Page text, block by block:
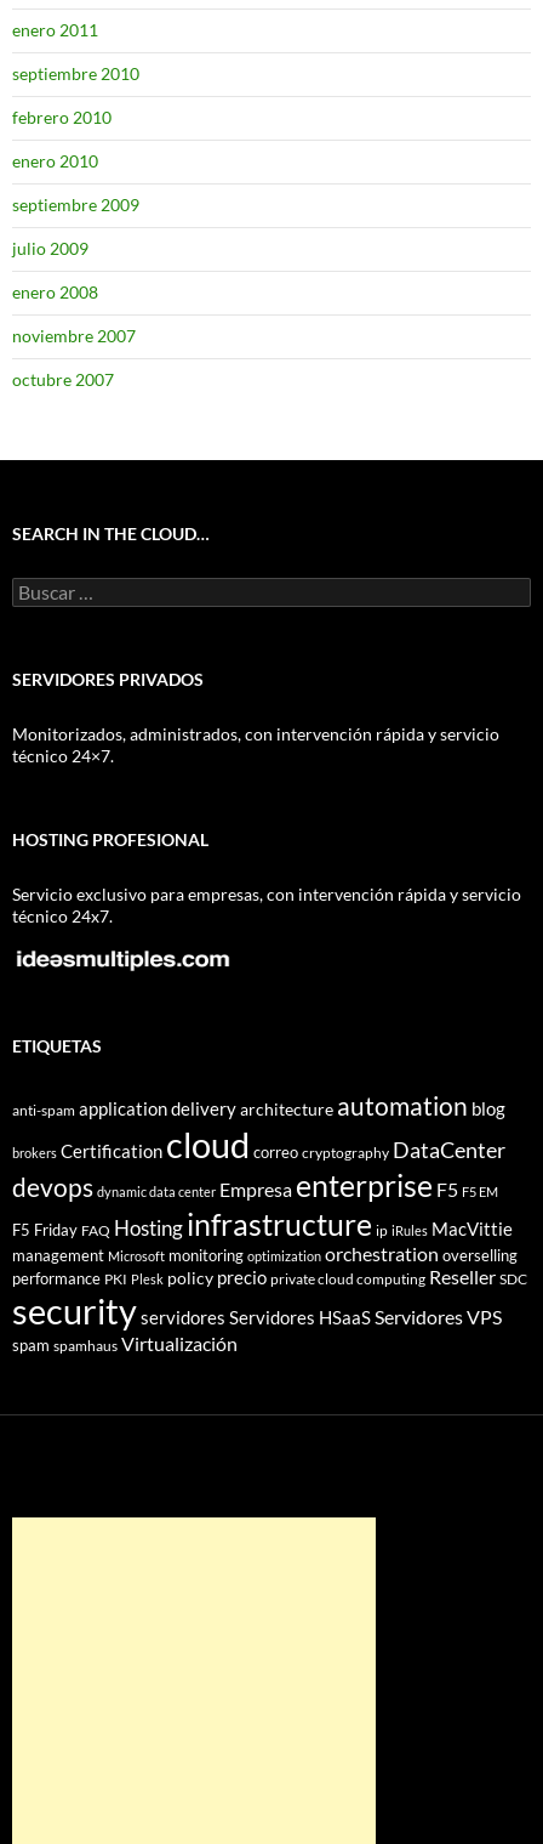
enero 2011
septiembre 2010
febrero 2010
enero 2010
septiembre 2009
julio 2009
enero 2008
noviembre 2007
octubre 2007
SEARCH IN THE CLOUD…
Buscar:
SERVIDORES PRIVADOS
Monitorizados, administrados, con intervención rápida y servicio
técnico 24×7.
HOSTING PROFESIONAL
Servicio exclusivo para empresas, con intervención rápida y servicio
técnico 24x7.
ETIQUETAS
anti-spam application deliveryarchitecture automation blog
brokers Certification cloud correo cryptography DataCenter
devops dynamic data center Empresa enterprise F5 F5 EM
F5 Friday FAQ Hostinginfrastructure ip iRules MacVittie
management Microsoft monitoring optimization orchestration overselling
performance PKI Plesk policy precio private cloud computing Reseller SDC
securityservidores Servidores HSaaSServidores VPS
spam spamhaus Virtualización